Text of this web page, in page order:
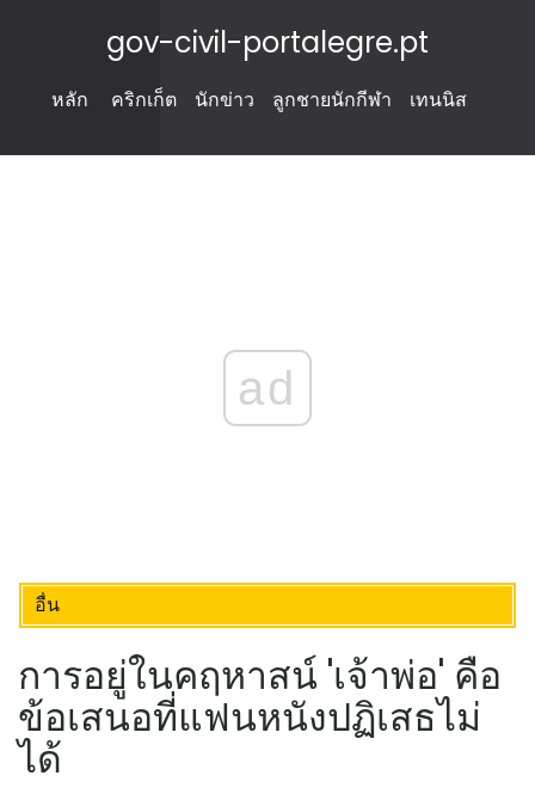
gov-civil-portalegre.pt
หลัก คริกเก็ต นักข่าว ลูกชายนักกีฬา เทนนิส
ad
อื่น
การอยู่ในคฤหาสน์ 'เจ้าพ่อ' คือ
ข้อเสนอที่แฟนหนังปฏิเสธไม่
ได้